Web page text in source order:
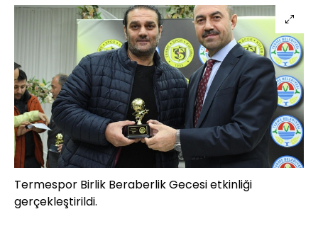
Termespor Birlik Beraberlik Gecesi etkinliği
gerçekleştirildi.